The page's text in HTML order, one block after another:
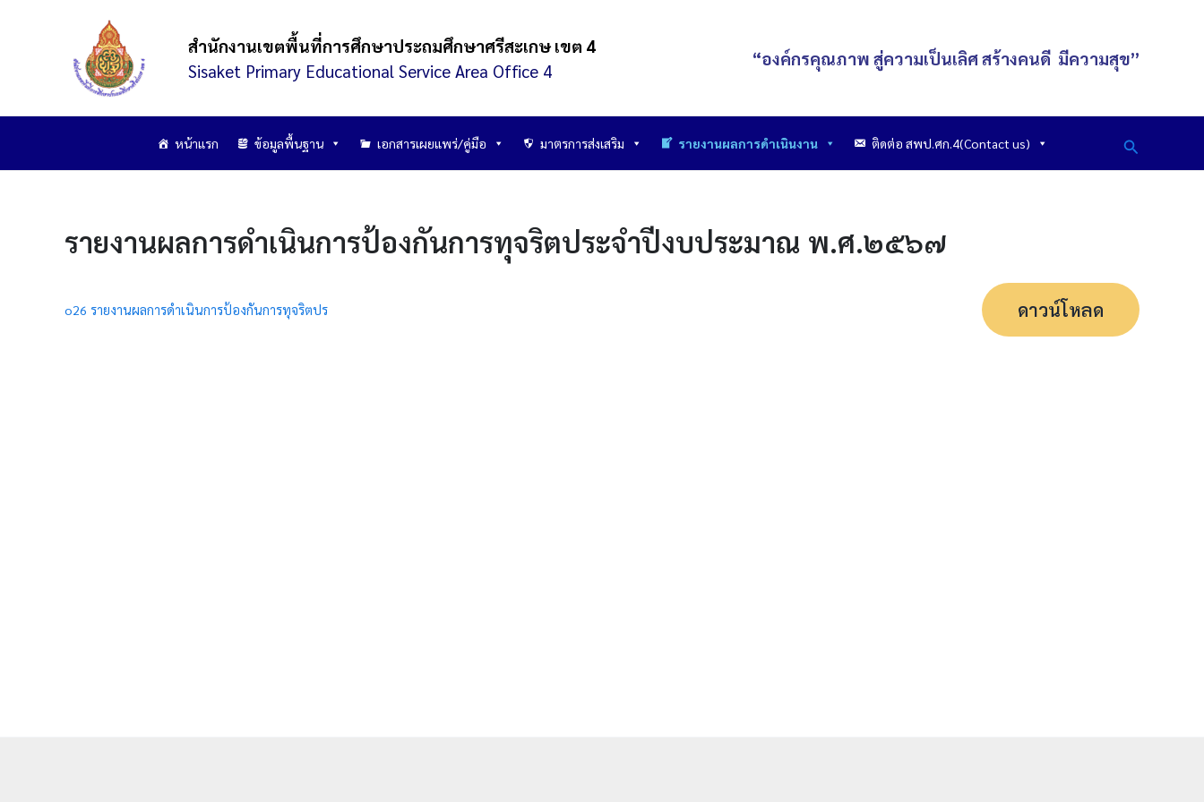
สำนักงานเขตพื้นที่การศึกษาประถมศึกษาศรีสะเกษ เขต 4
Sisaket Primary Educational Service Area Office 4
“องค์กรคุณภาพ สู่ความเป็นเลิศสร้างคนดี มีความสุข”
หน้าแรก ข้อมูลพื้นฐาน เอกสารเผยแพร่/คู่มือ มาตรการส่งเสริม รายงานผลการดำเนินงาน ติดต่อ สพป.ศก.4(Contact us) Search
รายงานผลการดำเนินการป้องกันการทุจริตประจำปีงบประมาณ พ.ศ.๒๕๖๗
o26 รายงานผลการดำเนินการป้องกันการทุจริตปร ดาวน์โหลด